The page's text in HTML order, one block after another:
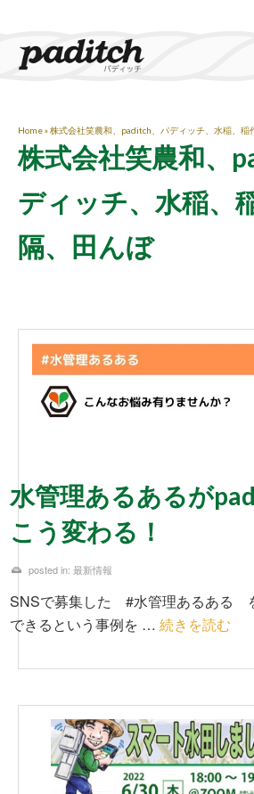
株式会社笑農和、
ディッチ、水稲、
隔、田んぼ
Home»株式会社笑農和、paditch、パディッチ、水稲、稲
水管理あるあるが
こう変わる！
posted in: 最新情報
SNSで募集した #水管理あるある
できるという事例を … 続きを読む